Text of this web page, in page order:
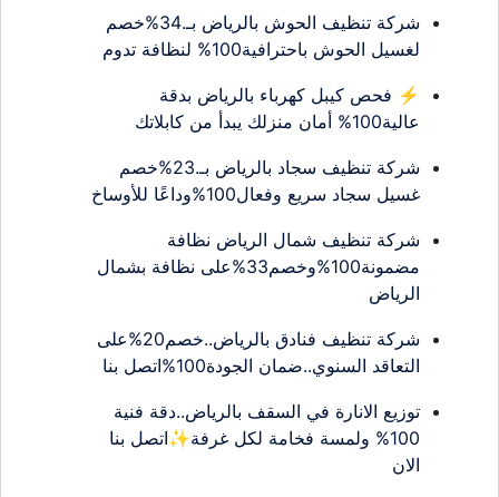
شركة تنظيف الحوش بالرياض بـ.34%خصم
لغسيل الحوش باحترافية100% لنظافة تدوم
⚡ فحص كيبل كهرباء بالرياض بدقة
عالية100% أمان منزلك يبدأ من كابلاتك
شركة تنظيف سجاد بالرياض بـ.23%خصم
غسيل سجاد سريع وفعال100%وداعًا للأوساخ
شركة تنظيف شمال الرياض نظافة
مضمونة100%وخصم33%على نظافة بشمال
الرياض
شركة تنظيف فنادق بالرياض..خصم20%على
التعاقد السنوي..ضمان الجودة100%اتصل بنا
توزيع الانارة في السقف بالرياض..دقة فنية
100% ولمسة فخامة لكل غرفة✨اتصل بنا
الان